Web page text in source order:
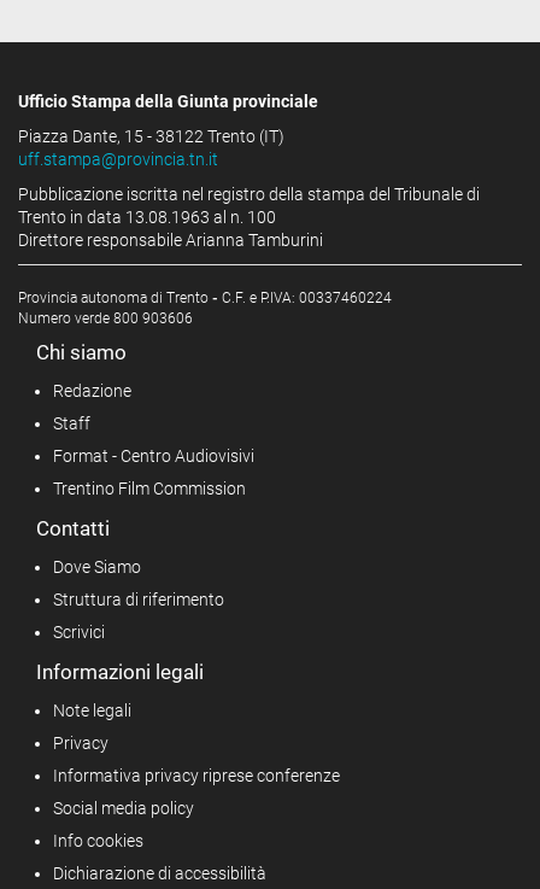
Ufficio Stampa della Giunta provinciale
Piazza Dante, 15 - 38122 Trento (IT)
uff.stampa@provincia.tn.it
Pubblicazione iscritta nel registro della stampa del Tribunale di
Trento in data 13.08.1963 al n. 100
Direttore responsabile Arianna Tamburini
Provincia autonoma di Trento - C.F. e P.IVA: 00337460224
Numero verde 800 903606
Chi siamo
Redazione
Staff
Format - Centro Audiovisivi
Trentino Film Commission
Contatti
Dove Siamo
Struttura di riferimento
Scrivici
Informazioni legali
Note legali
Privacy
Informativa privacy riprese conferenze
Social media policy
Info cookies
Dichiarazione di accessibilità